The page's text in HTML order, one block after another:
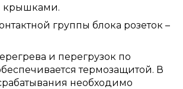
крышками.
группы блока розеток –
и перегрузок по
термозащитой. В
необходимо